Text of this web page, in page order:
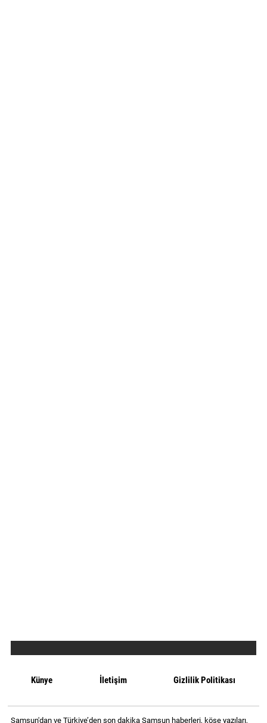
Künye İletişim Gizlilik Politikası
Samsun'dan ve Türkiye’den son dakika Samsun haberleri, köşe yazıları,